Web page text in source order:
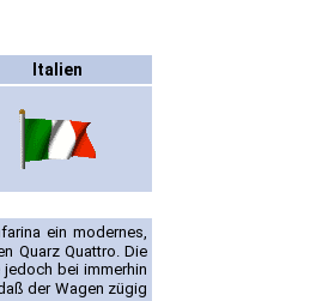
Italien
ein modernes,
Quarz Quattro. Die
bei immerhin
der Wagen zügig